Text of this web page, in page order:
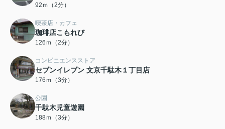
92ｍ（2分）
喫茶店・カフェ
珈琲店こもれび
126ｍ（2分）
コンビニエンスストア
セブンイレブン 文京千駄木１丁目店
176ｍ（3分）
公園
千駄木児童遊園
188ｍ（3分）